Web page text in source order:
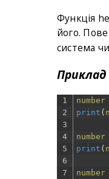
Функція
його.
система
1
2
3
4
5
6
7
number
print (
number
print (
number